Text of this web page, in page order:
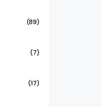
(89)
(7)
(17)